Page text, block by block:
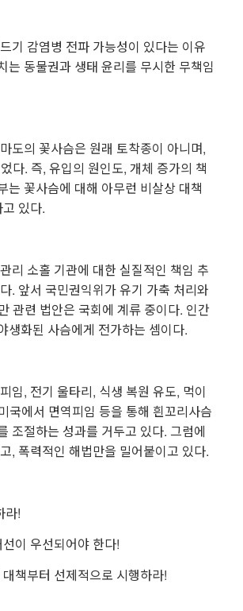
기 감염병 전파 가능성이 있다는 이유
는 동물권과 생태 윤리를 무시한 무책임
도의 꽃사슴은 원래 토착종이 아니며,
다. 즉, 유입의 원인도, 개체 증가의 책
는 꽃사슴에 대해 아무런 비살상 대책
있다.
리 소홀 기관에 대한 실질적인 책임 추
. 앞서 국민권익위가 유기 가축 처리와
관련 법안은 국회에 계류 중이다. 인간
생화된 사슴에게 전가하는 셈이다.
임, 전기 울타리, 식생 복원 유도, 먹이
국에서 면역피임 등을 통해 흰꼬리사슴
조절하는 성과를 거두고 있다. 그럼에
, 폭력적인 해법만을 밀어붙이고 있다.
라!
이 우선되어야 한다!
책부터 선제적으로 시행하라!